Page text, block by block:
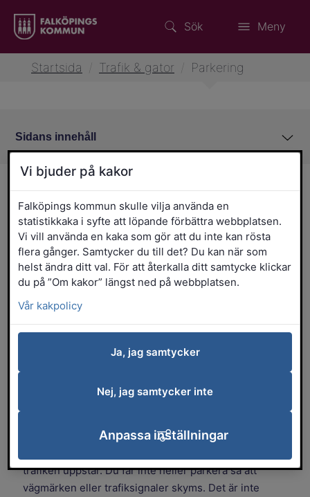
Sök Meny
Startsida Trafik & gator Parkering
Sidans innehåll
Parkering
I Falköpings kommun är parkering på
allmänna parkeringar kostnadsfri. Om
inget annat anges får du parkera upp till
24 timmar i följd men om parkeringen är
tidsbegränsad måste du använda en p-
skiva. I kommunen finns
parkeringsplatser som är till för dig med
nedsatt rörelseförmåga men då krävs ett
Som regel får du inte parkera på en sådan plats
trafiken uppstår. Du får inte heller parkera så att
vägmärken eller trafiksignaler skyms. Det är inte
Vi bjuder på kakor
Falköpings kommun skulle vilja använda en
statistikkaka i syfte att löpande förbättra webbplatsen.
Vi vill använda en kaka som gör att du inte kan rösta
flera gånger. Samtycker du till det? Du kan när som
helst ändra ditt val. För att återkalla ditt samtycke klickar
du på ”Om kakor” längst ned på webbplatsen.
Vår kakpolicy
Ja, jag samtycker
Nej, jag samtycker inte
Anpassa inställningar